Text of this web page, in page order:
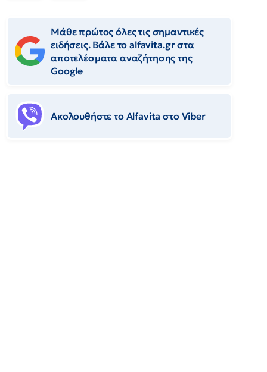
Μάθε πρώτος όλες τις σημαντικές
ειδήσεις. Βάλε το alfavita.gr στα
αποτελέσματα αναζήτησης της
Google
Ακολουθήστε το Αlfavita στο Viber